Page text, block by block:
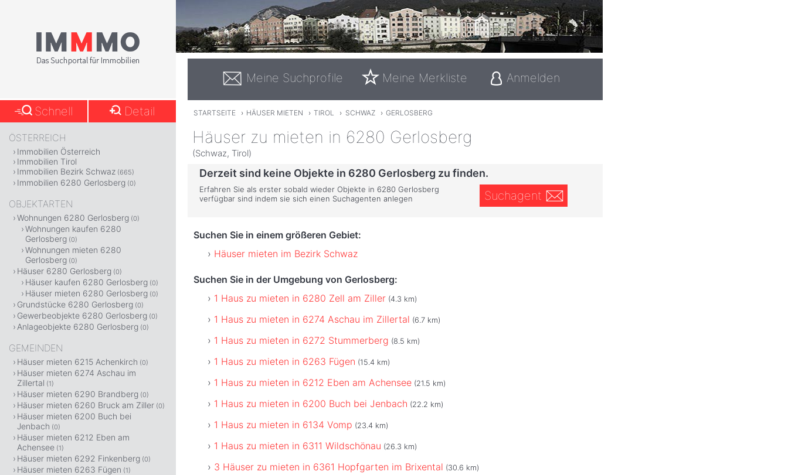
Meine Suchprofile Meine Merkliste Anmelden
STARTSEITE › HÄUSER MIETEN › TIROL › SCHWAZ › GERLOSBERG
Häuser zu mieten in 6280 Gerlosberg
(Schwaz, Tirol)
Derzeit sind keine Objekte in 6280 Gerlosberg zu finden.
Erfahren Sie als erster sobald wieder Objekte in 6280 Gerlosberg
verfügbar sind indem sie sich einen Suchagenten anlegen
Suchagent
Suchen Sie in einem größeren Gebiet:
Häuser mieten im Bezirk Schwaz
Suchen Sie in der Umgebung von Gerlosberg:
1 Haus zu mieten in 6280 Zell am Ziller (4.3 km)
1 Haus zu mieten in 6274 Aschau im Zillertal (6.7 km)
1 Haus zu mieten in 6272 Stummerberg (8.5 km)
1 Haus zu mieten in 6263 Fügen (15.4 km)
1 Haus zu mieten in 6212 Eben am Achensee (21.5 km)
1 Haus zu mieten in 6200 Buch bei Jenbach (22.2 km)
1 Haus zu mieten in 6134 Vomp (23.4 km)
1 Haus zu mieten in 6311 Wildschönau (26.3 km)
3 Häuser zu mieten in 6361 Hopfgarten im Brixental (30.6 km)
Schnell Detail
ÖSTERREICH
Immobilien Österreich
Immobilien Tirol
Immobilien Bezirk Schwaz (665)
Immobilien 6280 Gerlosberg (0)
OBJEKTARTEN
Wohnungen 6280 Gerlosberg (0)
Wohnungen kaufen 6280
Gerlosberg (0)
Wohnungen mieten 6280
Gerlosberg (0)
Häuser 6280 Gerlosberg (0)
Häuser kaufen 6280 Gerlosberg (0)
Häuser mieten 6280 Gerlosberg (0)
Grundstücke 6280 Gerlosberg (0)
Gewerbeobjekte 6280 Gerlosberg (0)
Anlageobjekte 6280 Gerlosberg (0)
GEMEINDEN
Häuser mieten 6215 Achenkirch (0)
Häuser mieten 6274 Aschau im
Zillertal (1)
Häuser mieten 6290 Brandberg (0)
Häuser mieten 6260 Bruck am Ziller (0)
Häuser mieten 6200 Buch bei
Jenbach (0)
Häuser mieten 6212 Eben am
Achensee (1)
Häuser mieten 6292 Finkenberg (0)
Häuser mieten 6263 Fügen (1)